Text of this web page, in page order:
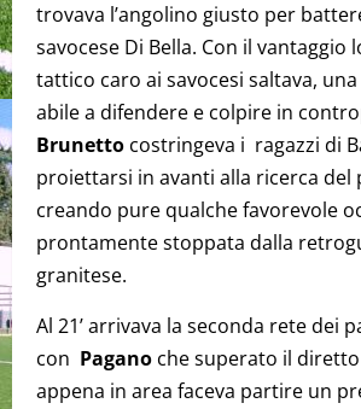
trovava l’angolino giusto per
savocese Di Bella. Con il vantaggio
tattico caro ai savocesi saltava,
abile a difendere e colpire in
Brunetto costringeva i ragazzi di
proiettarsi in avanti alla ricerca del
creando pure qualche favorevole
prontamente stoppata dalla
granitese.
Al 21’ arrivava la seconda rete dei
con Pagano che superato il
appena in area faceva partire un